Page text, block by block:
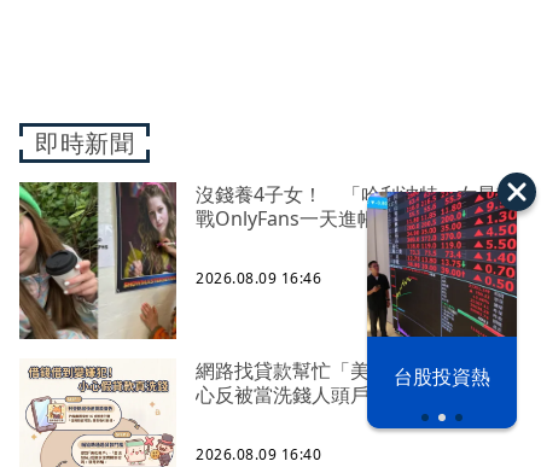
漢光42演習 台股投資熱
即時新聞
沒錢養4子女！ 「哈利波特」女星轉
戰OnlyFans一天進帳65萬
2026.08.09 16:46
網路找貸款幫忙「美化帳戶」 警籲小
心反被當洗錢人頭戶
2026.08.09 16:40